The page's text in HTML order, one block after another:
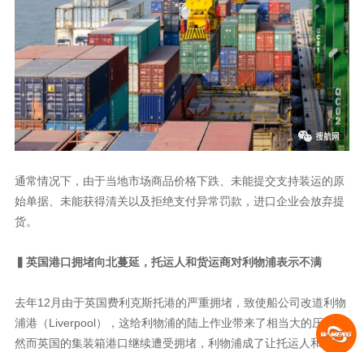
通常情况下，由于当地市场商品价格下跌、未能提交支持装运的原
始单据、未能获得清关以及拒绝支付异常罚款，进口企业会放弃提
货。
▍英国港口拥堵向北蔓延，托运人和货运商对利物浦表示不满
去年12月由于英国费利克斯托港的严重拥堵，致使船公司改道利物
浦港（Liverpool），这给利物浦的陆上作业带来了相当大的压力。
然而英国的集装箱港口继续遭受拥堵，利物浦成了让托运人和货运